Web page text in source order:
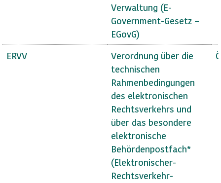
Verwaltung (E-
Government-Gesetz –
EGovG)
ERVV
Verordnung über die
technischen
Rahmenbedingungen
des elektronischen
Rechtsverkehrs und
über das besondere
elektronische
Behördenpostfach*
(Elektronischer-
Rechtsverkehr-